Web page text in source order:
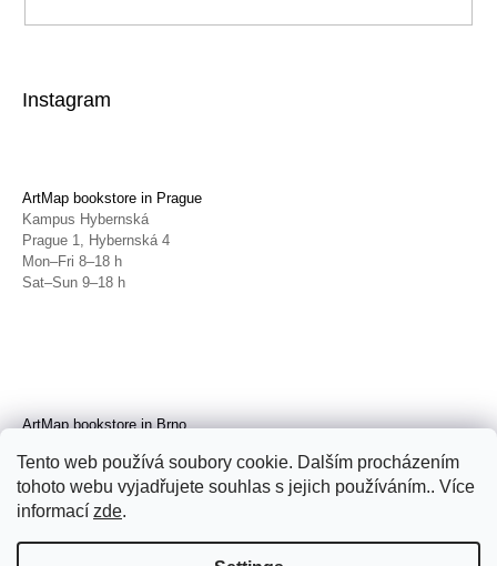
Tento web používá soubory cookie. Dalším procházením
tohoto webu vyjadřujete souhlas s jejich používáním.. Více
informací zde.
Instagram
ArtMap bookstore in Prague
Kampus Hybernská
Prague 1, Hybernská 4
Mon–Fri 8–18 h
Sat–Sun 9–18 h
ArtMap bookstore in Brno
Brno, Radnická 4
Tue–Fri 11–19 h
Sat 14–19 h